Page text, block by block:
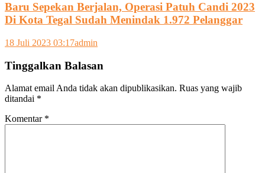
Baru Sepekan Berjalan, Operasi Patuh Candi 2023
Di Kota Tegal Sudah Menindak 1.972 Pelanggar
18 Juli 2023 03:17admin
Tinggalkan Balasan
Alamat email Anda tidak akan dipublikasikan. Ruas yang wajib
ditandai *
Komentar *